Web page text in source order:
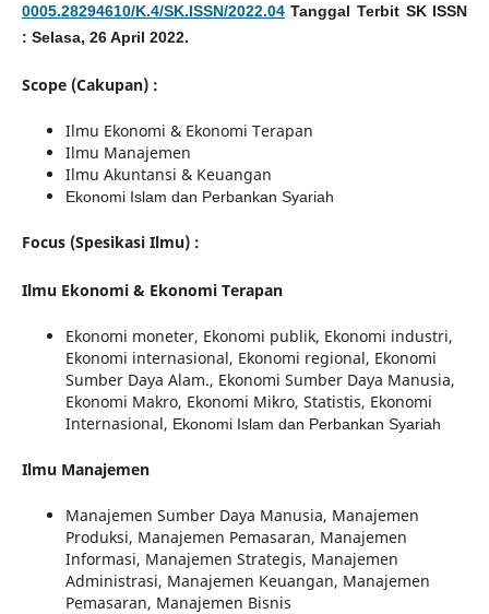
0005.28294610/K.4/SK.ISSN/2022.04Tanggal Terbit SK ISSN
: Selasa, 26 April 2022.
Scope (Cakupan) :
Ilmu Ekonomi & Ekonomi Terapan
Ilmu Manajemen
Ilmu Akuntansi & Keuangan
Ekonomi Islam dan Perbankan Syariah
Focus (Spesikasi Ilmu) :
Ilmu Ekonomi & Ekonomi Terapan
Ekonomi moneter, Ekonomi publik, Ekonomi industri,
Ekonomi internasional, Ekonomi regional, Ekonomi
Sumber Daya Alam., Ekonomi Sumber Daya Manusia,
Ekonomi Makro, Ekonomi Mikro, Statistis, Ekonomi
Internasional, Ekonomi Islam dan Perbankan Syariah
Ilmu Manajemen
Manajemen Sumber Daya Manusia, Manajemen
Produksi, Manajemen Pemasaran, Manajemen
Informasi, Manajemen Strategis, Manajemen
Administrasi, Manajemen Keuangan, Manajemen
Pemasaran, Manajemen Bisnis